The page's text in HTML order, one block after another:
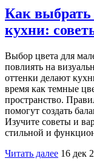
Как выбрать
кухни:
Выбор цвета для
повлиять на
оттенки делают
время как темные
пространство.
помогут создать
Изучите советы и
стильной и
Читать далее 16 дек